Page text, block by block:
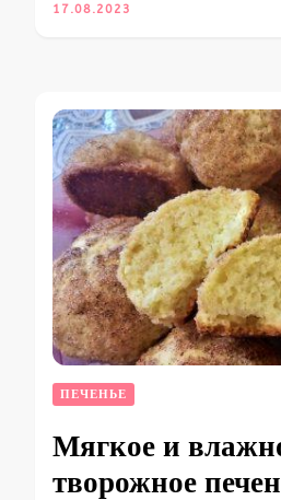
17.08.2023
ПЕЧЕНЬЕ
Мягкое и
творожное